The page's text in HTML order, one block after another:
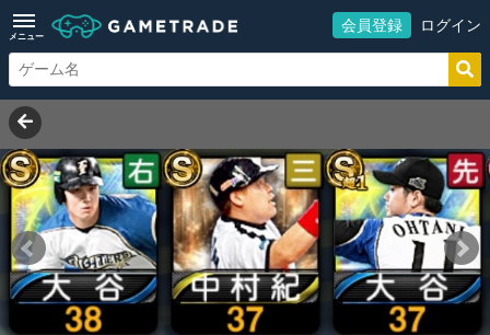
メニュー
会員登録 ログイン